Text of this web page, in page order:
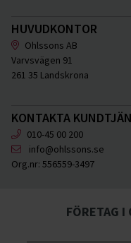
HUVUDKONTOR
Ohlssons AB
Varvsvägen 91
261 35 Landskrona
KONTAKTA
010-45 00 200
info@ohlssons.se
Org.nr: 556559-3497
FÖRETAG I